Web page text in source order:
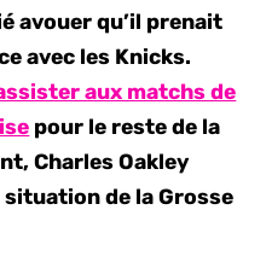
avouer qu’il prenait
avec les Knicks.
aux matchs de
pour le reste de la
Charles Oakley
situation de la Grosse